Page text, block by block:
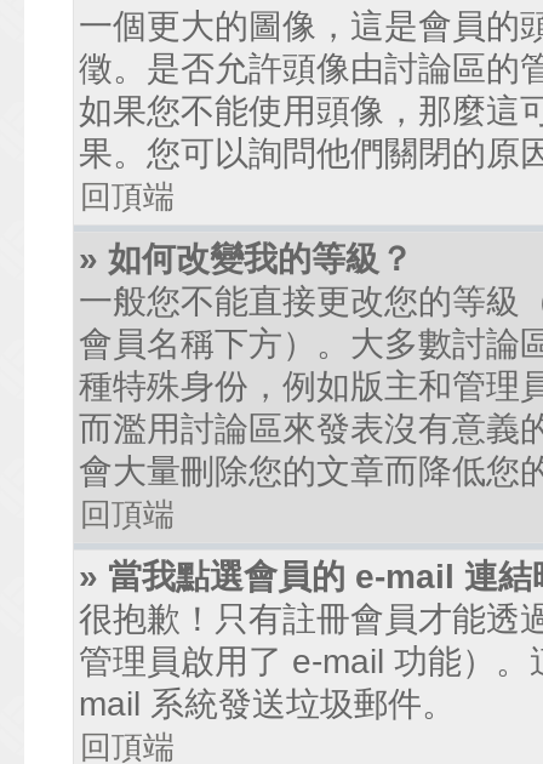
一個更大的圖像，這是會員的
徵。是否允許頭像由討論區的
如果您不能使用頭像，那麼這
果。您可以詢問他們關閉的原
回頂端
» 如何改變我的等級？
一般您不能直接更改您的等級
會員名稱下方）。大多數討論
種特殊身份，例如版主和管理
而濫用討論區來發表沒有意義
會大量刪除您的文章而降低您
回頂端
» 當我點選會員的 e-mail 連
很抱歉！只有註冊會員才能透
管理員啟用了 e-mail 功能）
mail 系統發送垃圾郵件。
回頂端